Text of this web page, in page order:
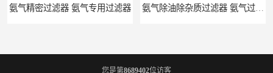
氨气精密过滤器 氨气专用过滤器
您是第8689402位访客